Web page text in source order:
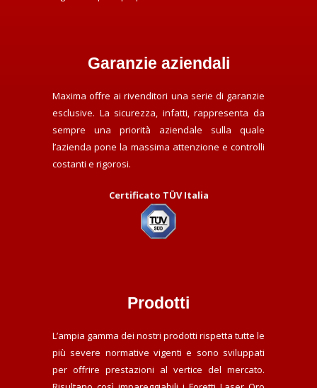
Garanzie aziendali
Maxima offre ai rivenditori una serie di garanzie
esclusive. La sicurezza, infatti, rappresenta da
sempre una priorità aziendale sulla quale
l’azienda pone la massima attenzione e controlli
costanti e rigorosi.
Certificato TÜV Italia
Prodotti
L’ampia gamma dei nostri prodotti rispetta tutte le
più severe normative vigenti e sono sviluppati
per offrire prestazioni al vertice del mercato.